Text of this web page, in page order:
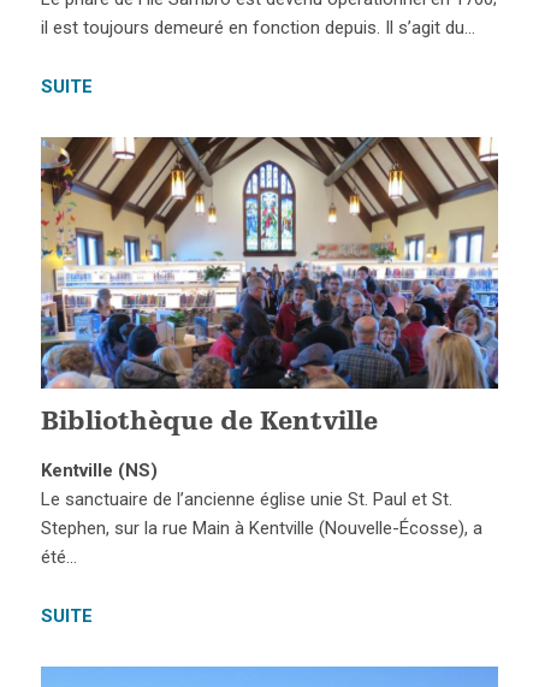
il est toujours demeuré en fonction depuis. Il s’agit du…
SUITE
Bibliothèque de Kentville
Kentville (NS)
Le sanctuaire de l’ancienne église unie St. Paul et St.
Stephen, sur la rue Main à Kentville (Nouvelle-Écosse), a
été…
SUITE